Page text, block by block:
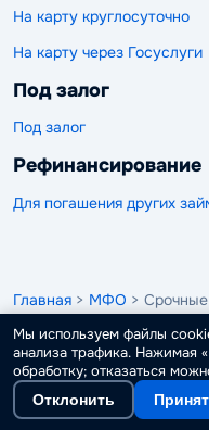
На карту круглосуточно
На карту через Госуслуги
Под залог
Под залог
Рефинансирование
Для погашения других
Главная > МФО >
Поиск
Мы используем файлы
анализа трафика. Нажимая
обработку; отказаться
Отклонить